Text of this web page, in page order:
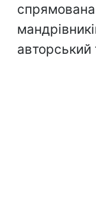
спрямована